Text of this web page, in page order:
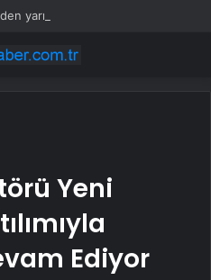
Yeni
Ediyor